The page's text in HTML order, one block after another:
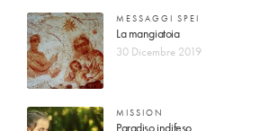
MESSAGGI SPEI
La mangiatoia
30 Dicembre 2019
MISSION
Paradiso indifeso